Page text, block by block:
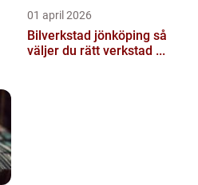
01 april 2026
Bilverkstad jönköping så
väljer du rätt verkstad ...